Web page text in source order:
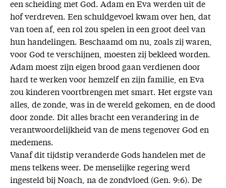
een scheiding met God. Adam en Eva werden uit de
hof verdreven. Een schuldgevoel kwam over hen, dat
van toen af, een rol zou spelen in een groot deel van
hun handelingen. Beschaamd om nu, zoals zij waren,
voor God te verschijnen, moesten zij bekleed worden.
Adam moest zijn eigen brood gaan verdienen door
hard te werken voor hemzelf en zijn familie, en Eva
zou kinderen voortbrengen met smart. Het ergste van
alles, de zonde, was in de wereld gekomen, en de dood
door zonde. Dit alles bracht een verandering in de
verantwoordelijkheid van de mens tegenover God en
medemens.
Vanaf dit tijdstip veranderde Gods handelen met de
mens telkens weer. De menselijke regering werd
ingesteld bij Noach, na de zondvloed (Gen. 9:6). De